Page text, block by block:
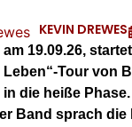
KEVIN DREWES
19.09.26,
Leben“-Tour von
die heiße
Band sprach die